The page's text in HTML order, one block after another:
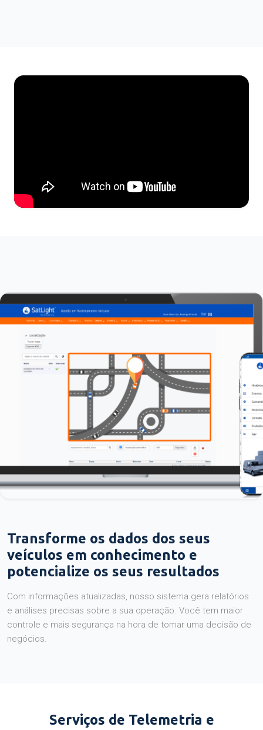
Transforme os dados dos seus
veículos em conhecimento e
potencialize os seus resultados
Com informações atualizadas, nosso sistema gera relatórios
e análises precisas sobre a sua operação. Você tem maior
controle e mais segurança na hora de tomar uma decisão de
negócios.
Serviços de Telemetria e